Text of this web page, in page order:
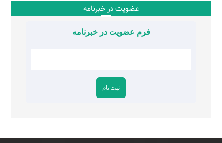
عضویت در خبرنامه
فرم عضویت در خبرنامه